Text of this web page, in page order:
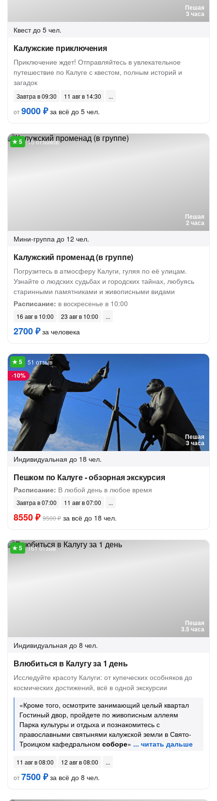
Пешая
3 часа
Квест до 5 чел.
Калужские приключения
Приключение ждет! Отправляйтесь в увлекательное
путешествие по Калуге с квестом, полным историй и
загадок
Завтра в 09:30
11 авг в 14:30
от9000 ₽за всё до 5 чел.
Пешая
2 часа
15 отзывов
Мини-группа до 12 чел.
Калужский променад (в группе)
Погрузитесь в атмосферу Калуги, гуляя по её улицам.
Узнайте о людских судьбах и городских тайнах, любуясь
старинными памятниками и живописными видами
Расписание: в воскресенье в 10:00
16 авг в 10:00 23 авг в 10:00
2700 ₽за человека
Пешая
3 часа
-10%
51 отзыв
Индивидуальная до 18 чел.
Пешком по Калуге - обзорная экскурсия
Расписание: В любой день в любое время
Завтра в 07:00 11 авг в 07:00
8550 ₽ 9500 ₽ за всё до 18 чел.
Пешая
3.5 часа
161 отзыв
Индивидуальная до 8 чел.
Влюбиться в Калугу за 1 день
Исследуйте красоту Калуги: от купеческих особняков до
космических достижений, всё в одной экскурсии
«Кроме того, осмотрите занимающий целый квартал
Гостиный двор, пройдете по живописным аллеям
Парка культуры и отдыха и познакомитесь с
православными святынями калужской земли в Свято-
Троицком кафедральном соборе»
11 авг в 08:00
12 авг в 08:00
от7500 ₽за всё до 8 чел.